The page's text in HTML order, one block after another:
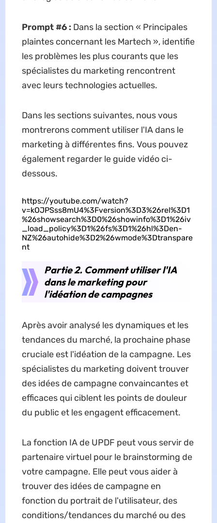
Prompt #6 : Dans la section « Principales
plaintes concernant les Martech », identifie
les problèmes les plus courants que les
spécialistes du marketing rencontrent
avec leurs technologies actuelles.
Dans les sections suivantes, nous vous
montrerons comment utiliser l'IA dans le
marketing à différentes fins. Vous pouvez
également regarder le guide vidéo ci-
dessous.
https://youtube.com/watch?
v=kOJPSss8mU4%3Fversion%3D3%26rel%3D1
%26showsearch%3D0%26showinfo%3D1%26iv
_load_policy%3D1%26fs%3D1%26hl%3Den-
NZ%26autohide%3D2%26wmode%3Dtranspare
nt
Partie 2. Comment utiliser l'IA
dans le marketing pour
l'idéation de campagnes
Après avoir analysé les dynamiques et les
tendances du marché, la prochaine phase
cruciale est l'idéation de la campagne. Les
spécialistes du marketing doivent trouver
des idées de campagne convaincantes et
efficaces qui ciblent les points de douleur
du public et les engagent efficacement.
La fonction IA de UPDF peut vous servir de
partenaire virtuel pour le brainstorming de
votre campagne. Elle peut vous aider à
trouver des idées de campagne en
fonction du portrait de l'utilisateur, des
conditions/tendances du marché ou des